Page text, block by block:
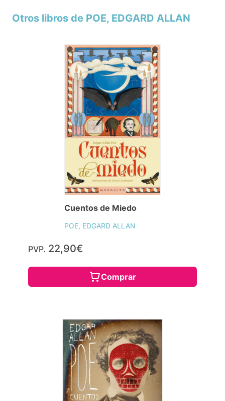
Otros libros de POE, EDGARD ALLAN
Cuentos de Miedo
POE, EDGARD ALLAN
PVP. 22,90€
Comprar